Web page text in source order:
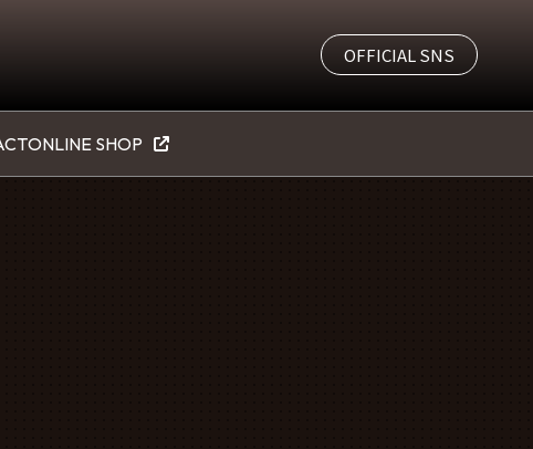
OFFICIAL SNS
ONLINE SHOP